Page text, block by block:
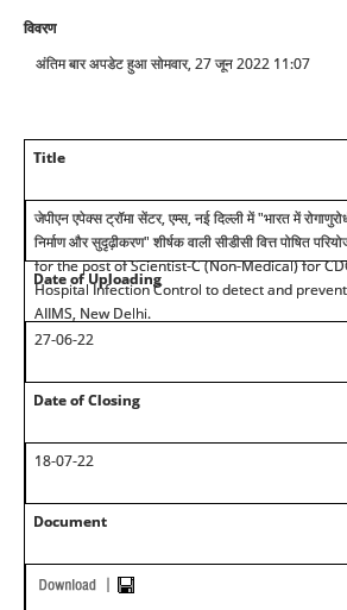
विवरण
अंतिम बार अपडेट हुआ सोमवार, 27 जून 2022 11:07
Title
जेपीएन एपेक्स ट्रॉमा सेंटर, एम्स, नई दिल्ली में "भारत में
निर्माण और सुदृढ़ीकरण" शीर्षक वाली सीडीसी वित्त पोषित
for the post of Scientist-C (Non-Medical) for
Hospital Infection Control to detect and
AIIMS, New Delhi.
Date of Uploading
27-06-22
Date of Closing
18-07-22
Document